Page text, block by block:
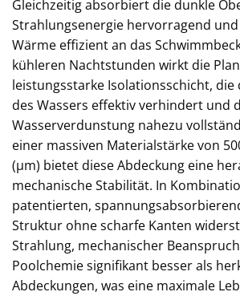
Gleichzeitig absorbiert die dunkle
Strahlungsenergie hervorragend
Wärme effizient an das
kühleren Nachtstunden wirkt die
leistungsstarke Isolationsschicht, die
des Wassers effektiv verhindert und
Wasserverdunstung nahezu
einer massiven Materialstärke von
(µm) bietet diese Abdeckung eine
mechanische Stabilität. In
patentierten,
Struktur ohne scharfe Kanten
Strahlung, mechanischer
Poolchemie signifikant besser als
Abdeckungen, was eine maximale